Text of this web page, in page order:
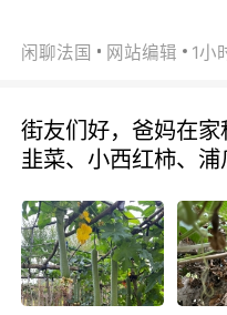
闲聊法国 网站编辑 1小
街友们好，爸妈在家
韭菜、小西红柿、